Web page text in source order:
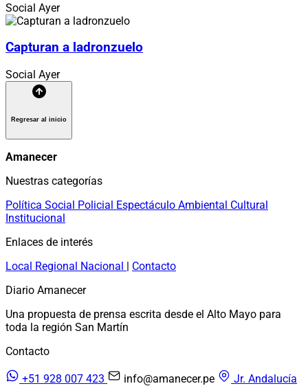
Social Ayer
Capturan a ladronzuelo
Social Ayer
Regresar al inicio
Amanecer
Nuestras categorías
Política Social Policial Espectáculo Ambiental Cultural
Institucional
Enlaces de interés
Local Regional Nacional | Contacto
Diario Amanecer
Una propuesta de prensa escrita desde el Alto Mayo para
toda la región San Martín
Contacto
+51 928 007 423 info@amanecer.pe
Jr. Andalucía